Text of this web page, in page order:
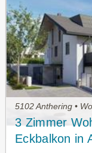
5102 Anthering •
3 Zimmer
Eckbalkon in